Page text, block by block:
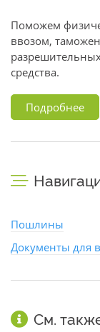
Поможем
ввозом,
средства.
Подробнее
Пошлины
Документы для
См.